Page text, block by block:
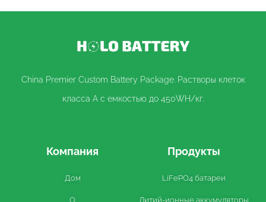
China Premier Custom Battery Package. Растворы клеток
класса A с емкостью до 450WH/кг.
Компания
Дом
О
Продукты
LiFePO4 батареи
Литий-ионные аккумуляторы